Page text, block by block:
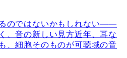
のではないかもしれない――
、音の新しい見方近年、耳な
、細胞そのものが可聴域の音